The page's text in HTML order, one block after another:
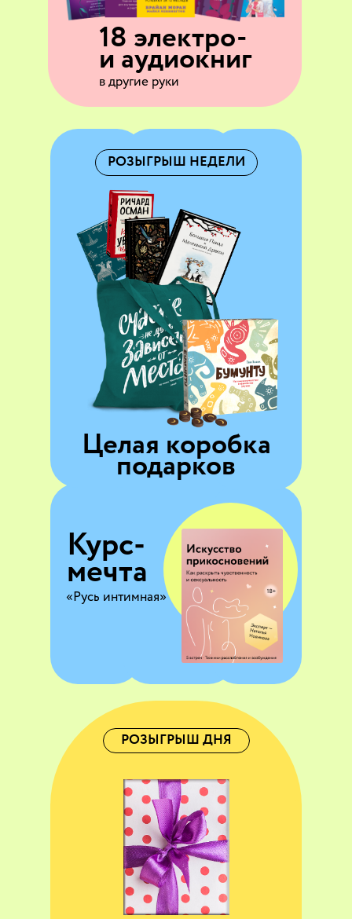
РОЗЫГРЫШ ДНЯ
«Русь интимная»
18 электро-
и аудиокниг
Целая коробка
подарков
РОЗЫГРЫШ НЕДЕЛИ
в другие руки
Курс-
мечта